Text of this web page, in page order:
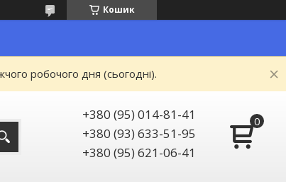
Кошик
робочого дня (сьогодні).
+380 (95) 014-81-41
+380 (93) 633-51-95
+380 (95) 621-06-41